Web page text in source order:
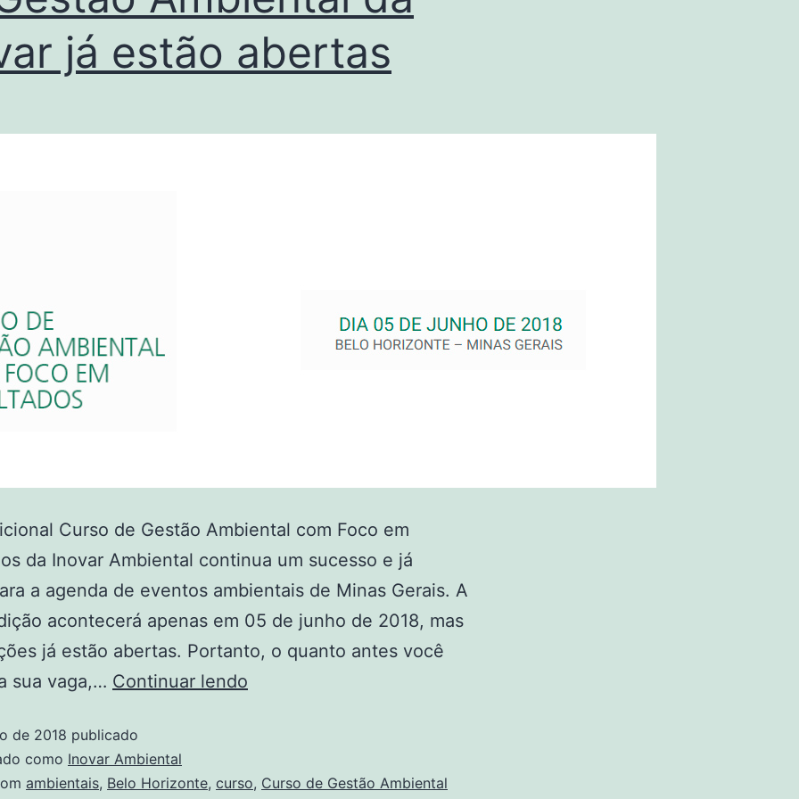
já estão abertas
Curso de Gestão Ambiental com Foco em
da Inovar Ambiental continua um sucesso e já
a agenda de eventos ambientais de Minas Gerais. A
acontecerá apenas em 05 de junho de 2018, mas
já estão abertas. Portanto, o quanto antes você
sua vaga,… Continuar lendo
de 2018 publicado
como Inovar Ambiental
ambientais, Belo Horizonte, curso, Curso de Gestão Ambiental